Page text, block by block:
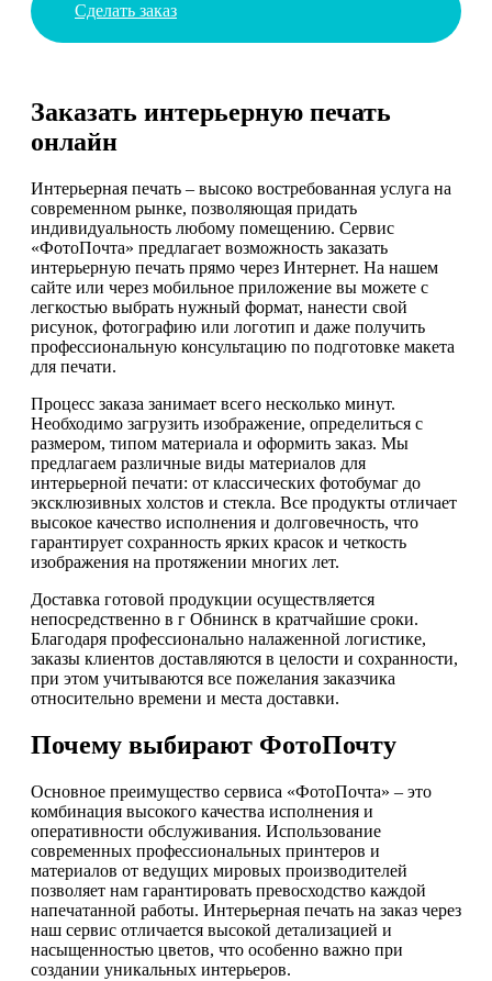
Сделать заказ
Заказать интерьерную печать
онлайн
Интерьерная печать – высоко востребованная услуга на
современном рынке, позволяющая придать
индивидуальность любому помещению. Сервис
«ФотоПочта» предлагает возможность заказать
интерьерную печать прямо через Интернет. На нашем
сайте или через мобильное приложение вы можете с
легкостью выбрать нужный формат, нанести свой
рисунок, фотографию или логотип и даже получить
профессиональную консультацию по подготовке макета
для печати.
Процесс заказа занимает всего несколько минут.
Необходимо загрузить изображение, определиться с
размером, типом материала и оформить заказ. Мы
предлагаем различные виды материалов для
интерьерной печати: от классических фотобумаг до
эксклюзивных холстов и стекла. Все продукты отличает
высокое качество исполнения и долговечность, что
гарантирует сохранность ярких красок и четкость
изображения на протяжении многих лет.
Доставка готовой продукции осуществляется
непосредственно в г Обнинск в кратчайшие сроки.
Благодаря профессионально налаженной логистике,
заказы клиентов доставляются в целости и сохранности,
при этом учитываются все пожелания заказчика
относительно времени и места доставки.
Почему выбирают ФотоПочту
Основное преимущество сервиса «ФотоПочта» – это
комбинация высокого качества исполнения и
оперативности обслуживания. Использование
современных профессиональных принтеров и
материалов от ведущих мировых производителей
позволяет нам гарантировать превосходство каждой
напечатанной работы. Интерьерная печать на заказ через
наш сервис отличается высокой детализацией и
насыщенностью цветов, что особенно важно при
создании уникальных интерьеров.